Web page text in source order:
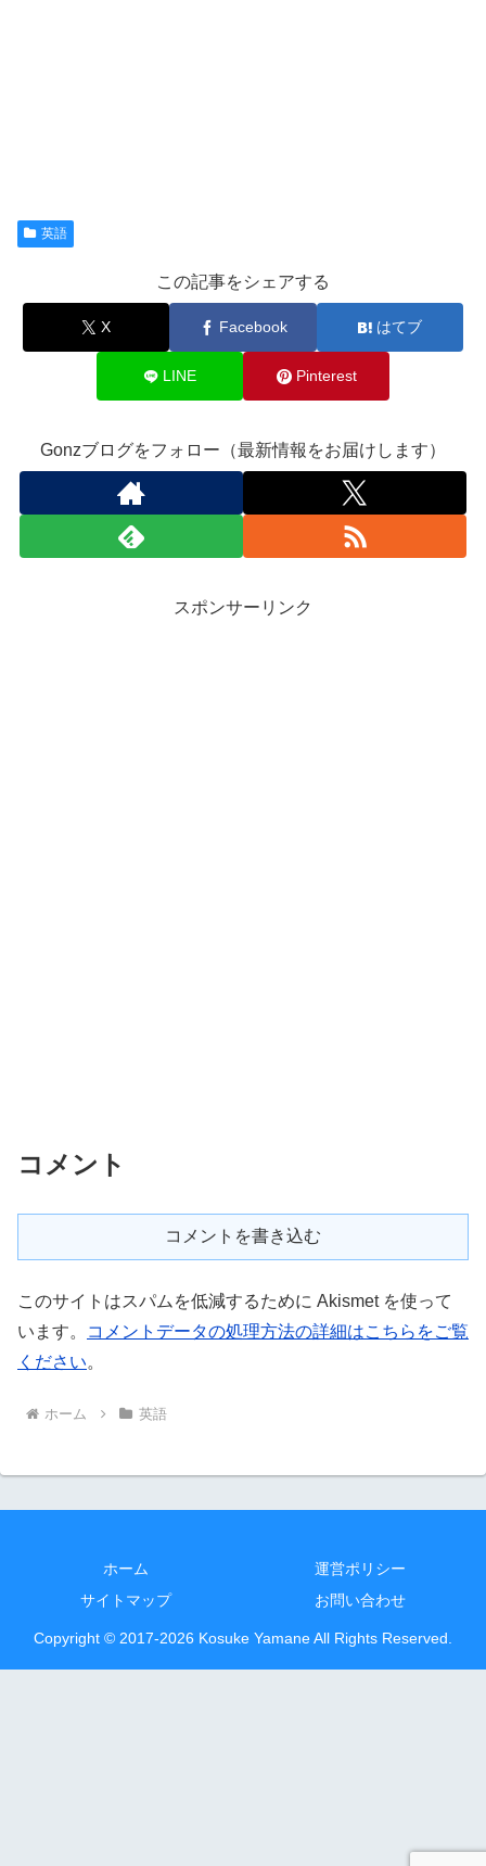
英語
この記事をシェアする
X Facebook はてブ
LINE Pinterest
Gonzブログをフォロー（最新情報をお届けします）
スポンサーリンク
コメント
コメントを書き込む
このサイトはスパムを低減するために Akismet を使って
います。
コメントデータの処理方法の詳細はこちらをご覧
ください。
ホーム 英語
ホーム
運営ポリシー
サイトマップ
お問い合わせ
Copyright © 2017-2026 Kosuke Yamane All Rights Reserved.